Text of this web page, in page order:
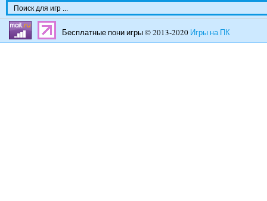
Бесплатные пони игры © 2013-2020 Игры на ПК